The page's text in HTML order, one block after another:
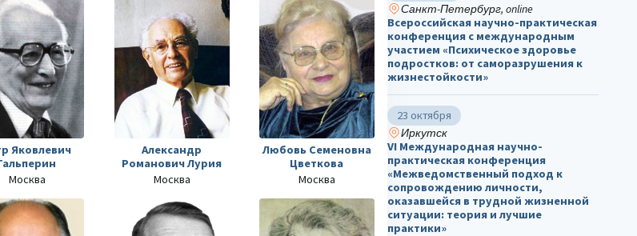
Яковлевич
Москва
Александр
Романович Лурия
Москва
Любовь Семеновна
Цветкова
Москва
Санкт-Петербург, online
Всероссийская научно-практическая
конференция с международным
участием «Психическое здоровье
подростков: от саморазрушения к
жизнестойкости»
23 октября
Иркутск
VI Международная научно-
практическая конференция
«Межведомственный подход к
сопровождению личности,
оказавшейся в трудной жизненной
ситуации: теория и лучшие
практики»